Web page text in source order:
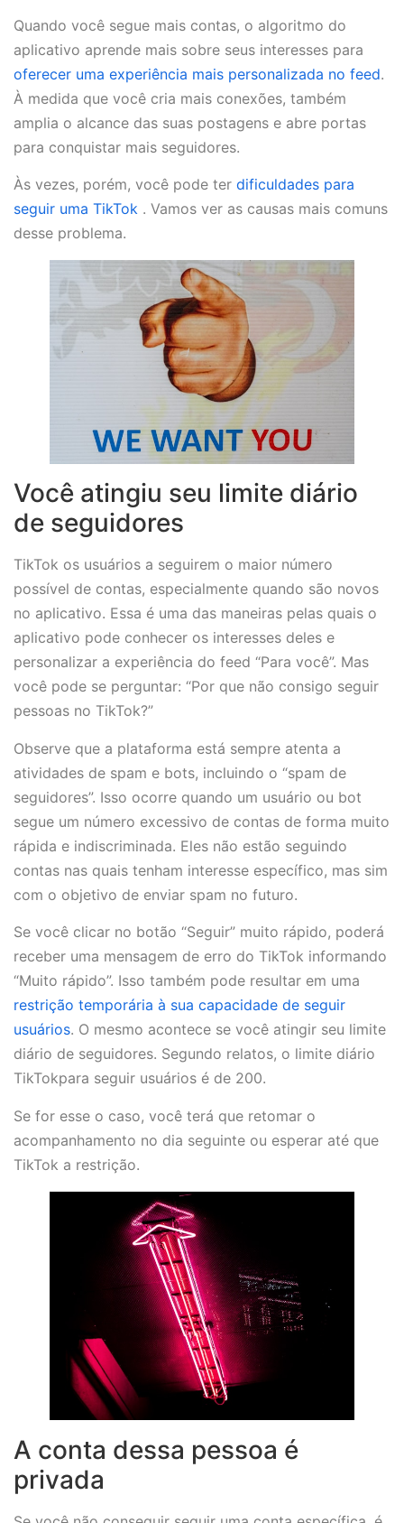
Quando você segue mais contas, o algoritmo do
aplicativo aprende mais sobre seus interesses para
oferecer uma experiência mais personalizada no feed.
À medida que você cria mais conexões, também
amplia o alcance das suas postagens e abre portas
para conquistar mais seguidores.
Às vezes, porém, você pode ter dificuldades para
seguir uma TikTok . Vamos ver as causas mais comuns
desse problema.
Você atingiu seu limite diário
de seguidores
TikTok os usuários a seguirem o maior número
possível de contas, especialmente quando são novos
no aplicativo. Essa é uma das maneiras pelas quais o
aplicativo pode conhecer os interesses deles e
personalizar a experiência do feed “Para você”. Mas
você pode se perguntar: “Por que não consigo seguir
pessoas no TikTok?”
Observe que a plataforma está sempre atenta a
atividades de spam e bots, incluindo o “spam de
seguidores”. Isso ocorre quando um usuário ou bot
segue um número excessivo de contas de forma muito
rápida e indiscriminada. Eles não estão seguindo
contas nas quais tenham interesse específico, mas sim
com o objetivo de enviar spam no futuro.
Se você clicar no botão “Seguir” muito rápido, poderá
receber uma mensagem de erro do TikTok informando
“Muito rápido”. Isso também pode resultar em uma
restrição temporária à sua capacidade de seguir
usuários. O mesmo acontece se você atingir seu limite
diário de seguidores. Segundo relatos, o limite diário
TikTokpara seguir usuários é de 200.
Se for esse o caso, você terá que retomar o
acompanhamento no dia seguinte ou esperar até que
TikTok a restrição.
A conta dessa pessoa é
privada